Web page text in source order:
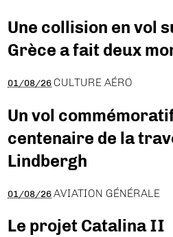
Une collision en vol
Grèce a fait deux
01/08/26 CULTURE AÉRO
Un vol
centenaire de la
Lindbergh
01/08/26 AVIATION GÉNÉRALE
Le projet Catalina II